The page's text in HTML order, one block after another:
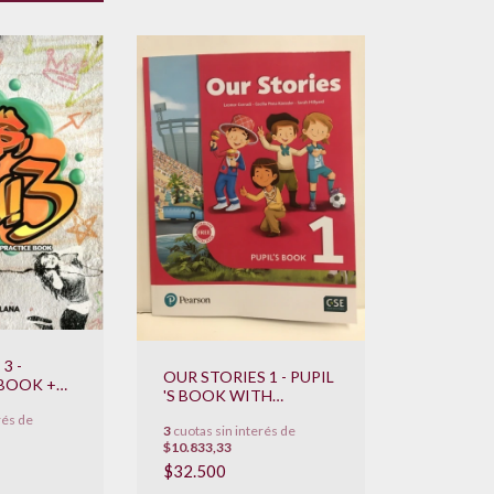
3 -
+
de
OUR STORIES 1 - PUPIL
'S BOOK WITH
DIGITAL BOOK
3cuotas sin interés de
$10.833,33
$32.500